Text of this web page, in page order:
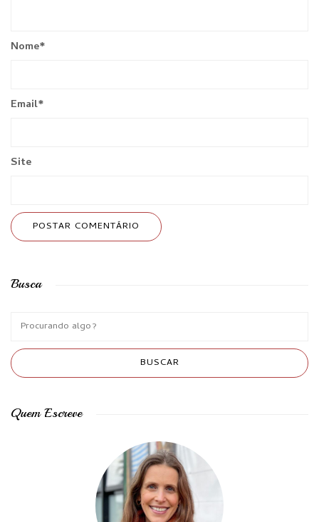
Nome*
Email*
Site
Busca
Quem Escreve